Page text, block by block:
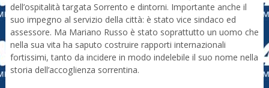
dell’ospitalità targata Sorrento e dintorni. Importante anche il
suo impegno al servizio della città: è stato vice sindaco ed
assessore. Ma Mariano Russo è stato soprattutto un uomo che
nella sua vita ha saputo costruire rapporti internazionali
fortissimi, tanto da incidere in modo indelebile il suo nome nella
storia dell’accoglienza sorrentina.